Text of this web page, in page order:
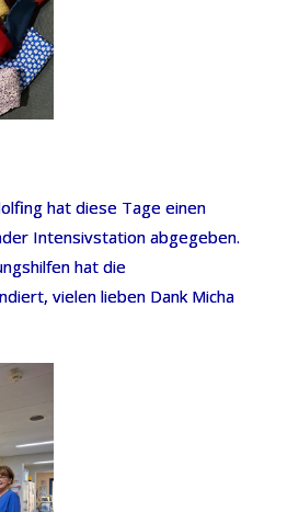
hat diese Tage einen
Intensivstation abgegeben.
hat die
vielen lieben Dank Micha